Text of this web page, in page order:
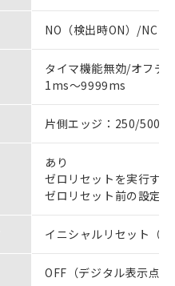
NO（検出時ON）/NC（
タイマ機能無効/オフデ
1ms～9999ms
片側エッジ：250/
あり
ゼロリセットを実行す
ゼロリセット前の設定
イニシャルリセット（
OFF（デジタル表示点